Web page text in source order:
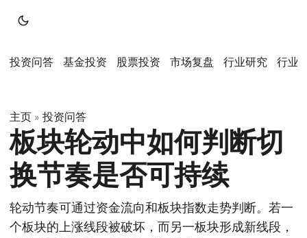
投资问答 基金投资 股票投资 市场复盘 行业研究 行业
主页 » 投资问答
板块轮动中如何判断切
换节奏是否可持续
轮动节奏可通过资金流向和板块指数走势判断。若一
个板块的上涨线段被破坏，而另一板块形成新线段，